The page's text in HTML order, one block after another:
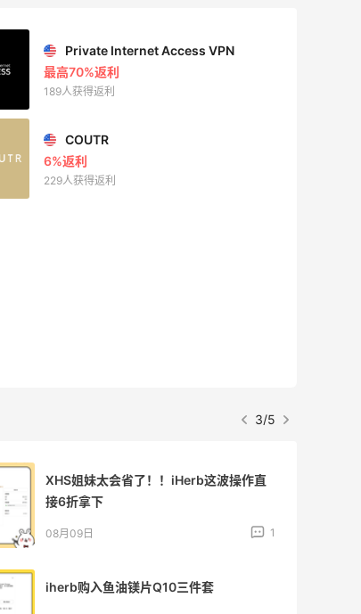
Private Internet Access VPN
最高70%返利
189人获得返利
COUTR
6%返利
229人获得返利
3/5
XHS姐妹太会省了！！iHerb这波操作直
接6折拿下
08月09日 1
iherb购入鱼油镁片Q10三件套